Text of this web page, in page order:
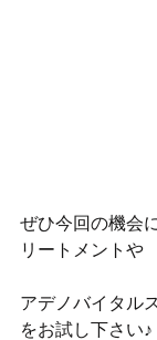
ぜひ今回の機会
リートメントや
アデノバイタル
をお試し下さい♪